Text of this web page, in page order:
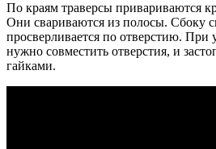
По краям траверсы привариваются
Они свариваются из полосы. Сбоку
просверливается по отверстию. При
нужно совместить отверстия, и
гайками.